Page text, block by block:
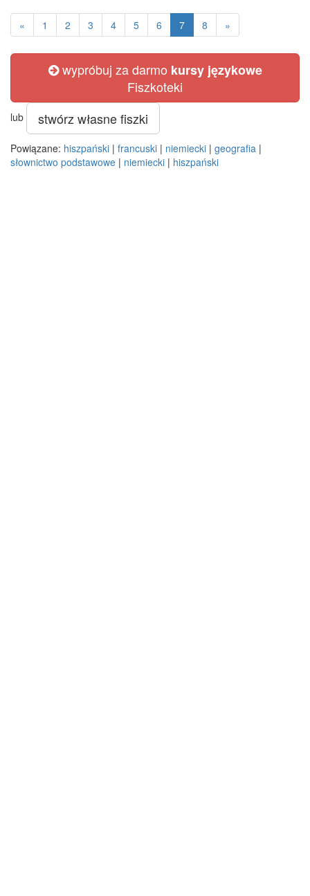
« 1 2 3 4 5 6 7 8 »
wypróbuj za darmo kursy językowe
Fiszkoteki
lub stwórz własne fiszki
Powiązane: hiszpański | francuski | niemiecki | geografia |
słownictwo podstawowe | niemiecki | hiszpański